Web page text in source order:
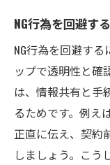
NG行為を回避す
NG行為を回避す
ップで透明性と確
は、情報共有と手
るためです。例え
正直に伝え、契約
しましょう。こう